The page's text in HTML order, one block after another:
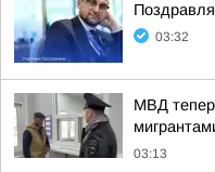
03:32
МВД
03:13